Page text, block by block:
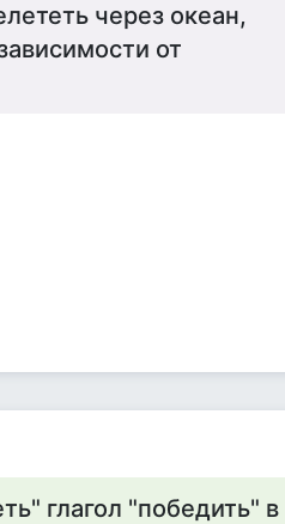
через океан,
от
глагол "победить" в